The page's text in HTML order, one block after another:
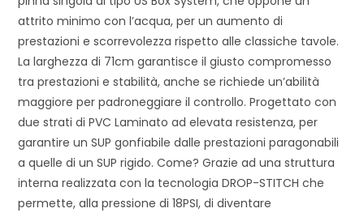
attrito minimo con l’acqua, per un aumento di
prestazioni e scorrevolezza rispetto alle classiche tavole.
La larghezza di 71cm garantisce il giusto compromesso
tra prestazioni e stabilità, anche se richiede un’abilità
maggiore per padroneggiare il controllo. Progettato con
due strati di PVC Laminato ad elevata resistenza, per
garantire un SUP gonfiabile dalle prestazioni paragonabili
a quelle di un SUP rigido. Come? Grazie ad una struttura
interna realizzata con la tecnologia DROP-STITCH che
permette, alla pressione di 18PSI, di diventare